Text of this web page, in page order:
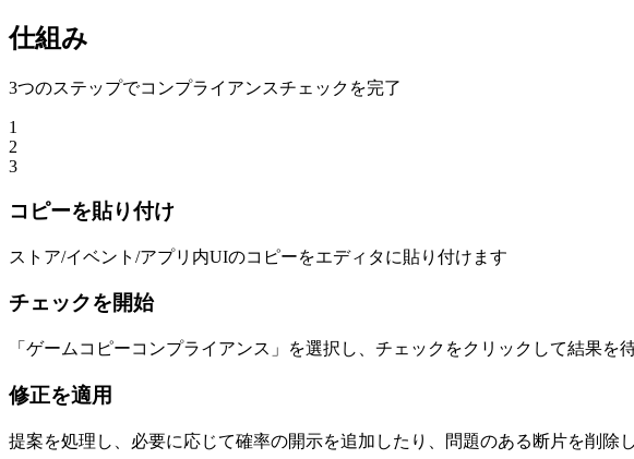
仕組み
3つのステップでコンプライアンスチェックを完了
1
2
3
コピーを貼り付け
ストア/イベント/アプリ内UIのコピーをエディタに貼り付けます
チェックを開始
「ゲームコピーコンプライアンス」を選択し、チェックをクリックして結果を
修正を適用
提案を処理し、必要に応じて確率の開示を追加したり、問題のある断片を削除